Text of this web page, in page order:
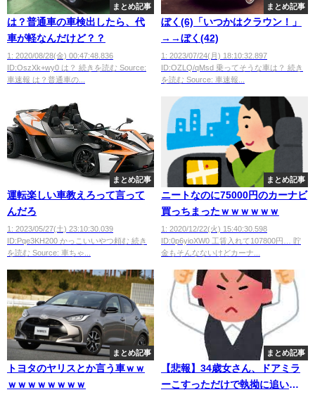
まとめ記事
は？普通車の車検出したら、代
車が軽なんだけど？？
1: 2020/08/28(金) 00:47:48.836
ID:OszXk+wy0 は？ 続きを読む Source:
車速報 は？普通車の...
まとめ記事
ぼく(6)「いつかはクラウン！」
→→ぼく(42)
1: 2023/07/24(月) 18:10:32.897
ID:OZLQ/qMsd 乗ってそうな車は？ 続き
を読む Source: 車速報...
まとめ記事
運転楽しい車教えろって言って
んだろ
1: 2023/05/27(土) 23:10:30.039
ID:Pqe3KH200 かっこいいやつ頼む 続き
を読む Source: 車ちゃ...
まとめ記事
ニートなのに75000円のカーナビ
買っちまったｗｗｗｗｗｗ
1: 2020/12/22(火) 15:40:30.598
ID:0p6yioXW0 工賃入れて107800円… 貯
金もそんなないけどカーナ...
まとめ記事
トヨタのヤリスとか言う車ｗｗ
ｗｗｗｗｗｗｗｗ
まとめ記事
【悲報】34歳女さん、ドアミラ
ーこすっただけで執拗に追いか